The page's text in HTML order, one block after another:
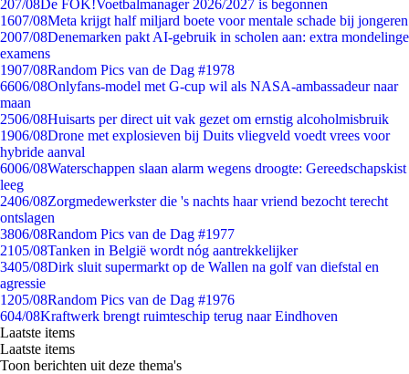
207/08De FOK!Voetbalmanager 2026/2027 is begonnen
1607/08Meta krijgt half miljard boete voor mentale schade bij jongeren
2007/08Denemarken pakt AI-gebruik in scholen aan: extra mondelinge
examens
1907/08Random Pics van de Dag #1978
6606/08Onlyfans-model met G-cup wil als NASA-ambassadeur naar
maan
2506/08Huisarts per direct uit vak gezet om ernstig alcoholmisbruik
1906/08Drone met explosieven bij Duits vliegveld voedt vrees voor
hybride aanval
6006/08Waterschappen slaan alarm wegens droogte: Gereedschapskist
leeg
2406/08Zorgmedewerkster die 's nachts haar vriend bezocht terecht
ontslagen
3806/08Random Pics van de Dag #1977
2105/08Tanken in België wordt nóg aantrekkelijker
3405/08Dirk sluit supermarkt op de Wallen na golf van diefstal en
agressie
1205/08Random Pics van de Dag #1976
604/08Kraftwerk brengt ruimteschip terug naar Eindhoven
Laatste items
Laatste items
Toon berichten uit deze thema's